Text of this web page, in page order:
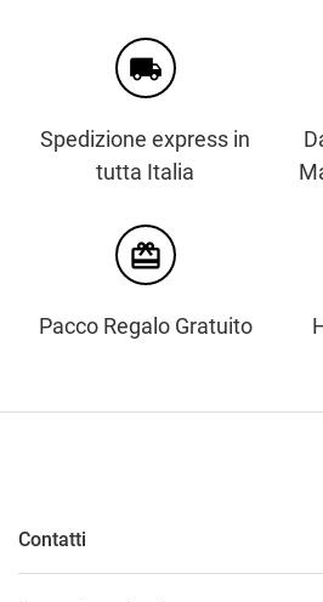
local_shipping
Spedizione express in
tutta Italia
card_giftcard
Pacco Regalo Gratuito
Contatti